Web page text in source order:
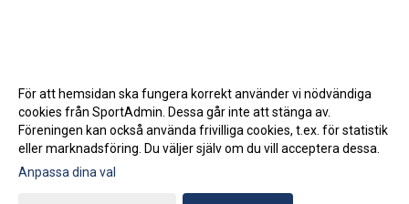
Gå till Webbversion
För att hemsidan ska fungera korrekt använder vi nödvändiga
cookies från SportAdmin. Dessa går inte att stänga av.
Föreningen kan också använda frivilliga cookies, t.ex. för statistik
eller marknadsföring. Du väljer själv om du vill acceptera dessa.
Anpassa dina val